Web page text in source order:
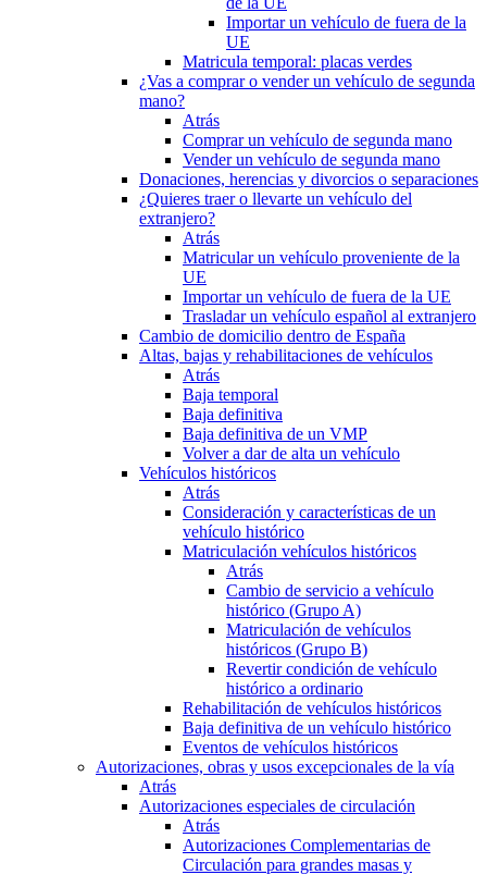
Importar un vehículo de fuera de la
UE
Matricula temporal: placas verdes
¿Vas a comprar o vender un vehículo de segunda
mano?
Atrás
Comprar un vehículo de segunda mano
Vender un vehículo de segunda mano
Donaciones, herencias y divorcios o separaciones
¿Quieres traer o llevarte un vehículo del
extranjero?
Atrás
Matricular un vehículo proveniente de la
UE
Importar un vehículo de fuera de la UE
Trasladar un vehículo español al extranjero
Cambio de domicilio dentro de España
Altas, bajas y rehabilitaciones de vehículos
Atrás
Baja temporal
Baja definitiva
Baja definitiva de un VMP
Volver a dar de alta un vehículo
Vehículos históricos
Atrás
Consideración y características de un
vehículo histórico
Matriculación vehículos históricos
Atrás
Cambio de servicio a vehículo
histórico (Grupo A)
Matriculación de vehículos
históricos (Grupo B)
Revertir condición de vehículo
histórico a ordinario
Rehabilitación de vehículos históricos
Baja definitiva de un vehículo histórico
Eventos de vehículos históricos
Autorizaciones, obras y usos excepcionales de la vía
Atrás
Autorizaciones especiales de circulación
Atrás
Autorizaciones Complementarias de
Circulación para grandes masas y